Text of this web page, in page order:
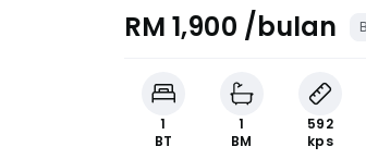
RM 1,900 /bulan
1
BT
1
BM
592
kps